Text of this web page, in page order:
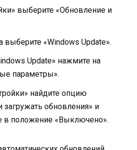
выберите «Обновление и
выберите «Windows Update».
Update» нажмите на
параметры».
найдите опцию
загружать обновления» и
в положение «Выключено».